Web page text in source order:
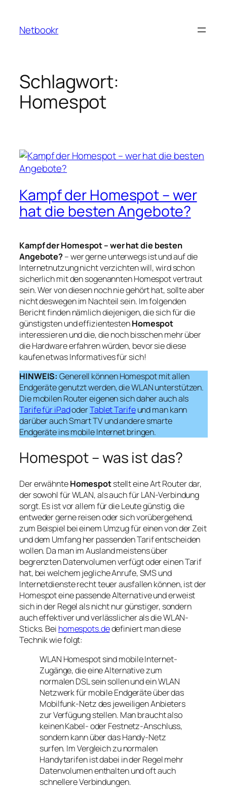
springen
Netbookr
Schlagwort:
Homespot
Kampf der Homespot – wer
hat die besten Angebote?
Kampf der Homespot – wer hat die besten
Angebote?–wer gerne unterwegs ist und auf die
Internetnutzung nicht verzichten will, wird schon
sicherlich mit den sogenannten Homespot vertraut
sein. Wer von diesen noch nie gehört hat, sollte aber
nicht deswegen im Nachteil sein. Im folgenden
Bericht finden nämlich diejenigen, die sich für die
günstigsten und effizientestenHomespot
interessieren und die, die noch bisschen mehr über
die Hardware erfahren würden, bevor sie diese
kaufen etwas Informatives für sich!
HINWEIS:Generell können Homespot mit allen
Endgeräte genutzt werden, die WLAN unterstützen.
Die mobilen Router eigenen sich daher auch als
Tarife für iPadoderTablet Tarifeund man kann
darüber auch Smart TV und andere smarte
Endgeräte ins mobile Internet bringen.
Homespot – was ist das?
Der erwähnteHomespotstellt eine Art Router dar,
der sowohl für WLAN, als auch für LAN-Verbindung
sorgt. Es ist vor allem für die Leute günstig, die
entweder gerne reisen oder sich vorübergehend,
zum Beispiel bei einem Umzug für einen von der Zeit
und dem Umfang her passenden Tarif entscheiden
wollen. Da man im Ausland meistens über
begrenzten Datenvolumen verfügt oder einen Tarif
hat, bei welchem jegliche Anrufe, SMS und
Internetdienste recht teuer ausfallen können, ist der
Homespot eine passende Alternative und erweist
sich in der Regel als nicht nur günstiger, sondern
auch effektiver und verlässlicher als die WLAN-
Sticks. Bei homespots.dedefiniert man diese
Technik wie folgt:
WLAN Homespot sind mobile Internet-
Zugänge, die eine Alternative zum
normalen DSL sein sollen und ein WLAN
Netzwerk für mobile Endgeräte über das
Mobilfunk-Netz des jeweiligen Anbieters
zur Verfügung stellen. Man braucht also
keinen Kabel- oder Festnetz-Anschluss,
sondern kann über das Handy-Netz
surfen. Im Vergleich zu normalen
Handytarifen ist dabei in der Regel mehr
Datenvolumen enthalten und oft auch
schnellere Verbindungen.